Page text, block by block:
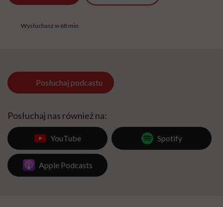
Wysłuchasz w 68 min
Posłuchaj podcastu
Posłuchaj nas również na:
YouTube Spotify
Apple Podcasts